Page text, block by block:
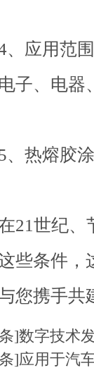
用范围
子、电器
熔胶涂
世纪、
些条件，
您携手共
]数字技术
]应用于汽